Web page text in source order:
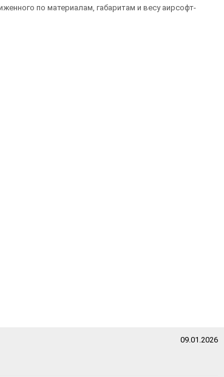
по материалам, габаритам и весу аирсофт-
09.01.2026